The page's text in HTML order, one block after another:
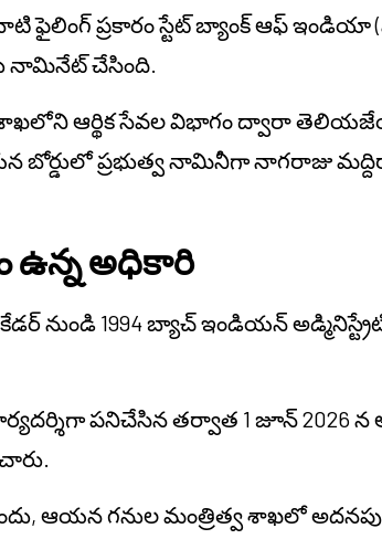
నాటి ఫైలింగ్ ప్రకారం స్టేట్ బ్యాంక్ ఆఫ్ ఇండియా
నామినేట్ చేసింది.
శాఖలోని ఆర్థిక సేవల విభాగం ద్వారా
బోర్డులో ప్రభుత్వ నామినీగా నాగరాజు
ఉన్న అధికారి
1994 బ్యాచ్ ఇండియన్
పనిచేసిన తర్వాత 1 జూన్ 2026
ఆయన గనుల మంత్రిత్వ శాఖలో